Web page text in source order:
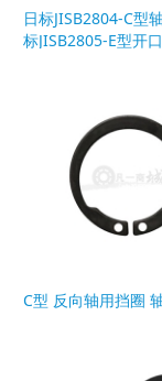
日标JISB2804-C型
标JISB2805-E型开
C型 反向轴用挡圈